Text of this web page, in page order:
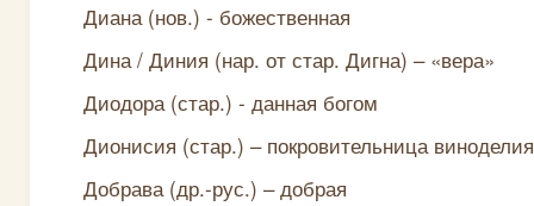
Диана (нов.) - божественная
Дина / Диния (нар. от стар. Дигна) – «вера»
Диодора (стар.) - данная богом
Дионисия (стар.) – покровительница виноделия
Добрава (др.-рус.) – добрая